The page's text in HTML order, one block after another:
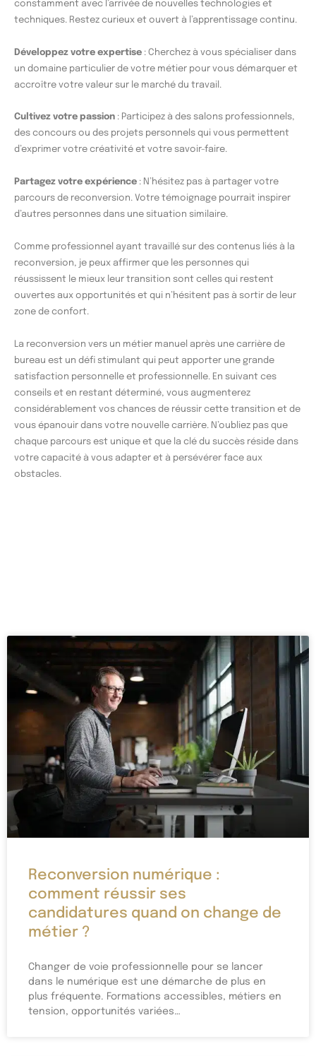
constamment avec l’arrivée de nouvelles technologies et
techniques. Restez curieux et ouvert à l’apprentissage continu.
Développez votre expertise : Cherchez à vous spécialiser dans
un domaine particulier de votre métier pour vous démarquer et
accroître votre valeur sur le marché du travail.
Cultivez votre passion : Participez à des salons professionnels,
des concours ou des projets personnels qui vous permettent
d’exprimer votre créativité et votre savoir-faire.
Partagez votre expérience : N’hésitez pas à partager votre
parcours de reconversion. Votre témoignage pourrait inspirer
d’autres personnes dans une situation similaire.
Comme professionnel ayant travaillé sur des contenus liés à la
reconversion, je peux affirmer que les personnes qui
réussissent le mieux leur transition sont celles qui restent
ouvertes aux opportunités et qui n’hésitent pas à sortir de leur
zone de confort.
La reconversion vers un métier manuel après une carrière de
bureau est un défi stimulant qui peut apporter une grande
satisfaction personnelle et professionnelle. En suivant ces
conseils et en restant déterminé, vous augmenterez
considérablement vos chances de réussir cette transition et de
vous épanouir dans votre nouvelle carrière. N’oubliez pas que
chaque parcours est unique et que la clé du succès réside dans
votre capacité à vous adapter et à persévérer face aux
obstacles.
Reconversion numérique :
comment réussir ses
candidatures quand on change de
métier ?
Changer de voie professionnelle pour se lancer
dans le numérique est une démarche de plus en
plus fréquente. Formations accessibles, métiers en
tension, opportunités variées…